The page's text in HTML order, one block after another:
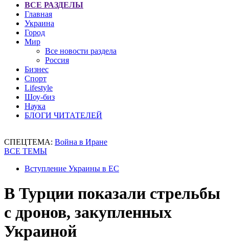
ВСЕ РАЗДЕЛЫ
Главная
Украина
Город
Мир
Все новости раздела
Россия
Бизнес
Спорт
Lifestyle
Шоу-биз
Наука
БЛОГИ ЧИТАТЕЛЕЙ
СПЕЦТЕМА: Война в Иране
ВСЕ ТЕМЫ
Вступление Украины в ЕС
В Турции показали стрельбы
с дронов, закупленных
Украиной